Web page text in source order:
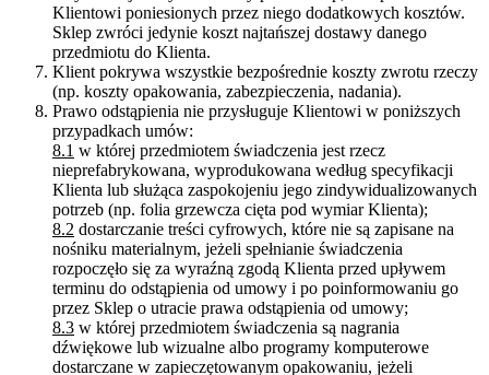
Klientowi poniesionych przez niego dodatkowych kosztów.
Sklep zwróci jedynie koszt najtańszej dostawy danego
przedmiotu do Klienta.
Klient pokrywa wszystkie bezpośrednie koszty zwrotu rzeczy
(np. koszty opakowania, zabezpieczenia, nadania).
Prawo odstąpienia nie przysługuje Klientowi w poniższych
przypadkach umów:
8.1 w której przedmiotem świadczenia jest rzecz
nieprefabrykowana, wyprodukowana według specyfikacji
Klienta lub służąca zaspokojeniu jego zindywidualizowanych
potrzeb (np. folia grzewcza cięta pod wymiar Klienta);
8.2 dostarczanie treści cyfrowych, które nie są zapisane na
nośniku materialnym, jeżeli spełnianie świadczenia
rozpoczęło się za wyraźną zgodą Klienta przed upływem
terminu do odstąpienia od umowy i po poinformowaniu go
przez Sklep o utracie prawa odstąpienia od umowy;
8.3 w której przedmiotem świadczenia są nagrania
dźwiękowe lub wizualne albo programy komputerowe
dostarczane w zapieczętowanym opakowaniu, jeżeli